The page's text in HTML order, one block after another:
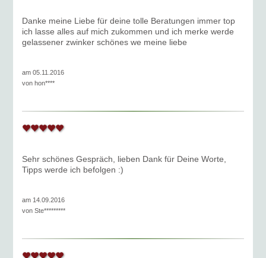
Danke meine Liebe für deine tolle Beratungen immer top
ich lasse alles auf mich zukommen und ich merke werde
gelassener zwinker schönes we meine liebe
am 05.11.2016
vonhon****
Sehr schönes Gespräch, lieben Dank für Deine Worte,
Tipps werde ich befolgen :)
am 14.09.2016
vonSte*********